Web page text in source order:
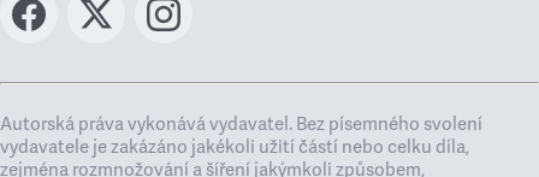
Autorská práva vykonává vydavatel. Bez písemného svolení
vydavatele je zakázáno jakékoli užití částí nebo celku díla,
zejména rozmnožování a šíření jakýmkoli způsobem,